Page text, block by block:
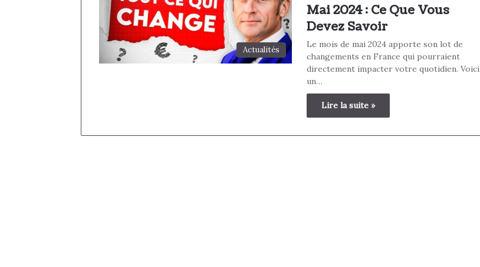
Actualités
Mai 2024 : Ce Que Vous
Devez Savoir
Le mois de mai 2024 apporte son lot de
changements en France qui pourraient
directement impacter votre quotidien. Voici
un…
Lire la suite »